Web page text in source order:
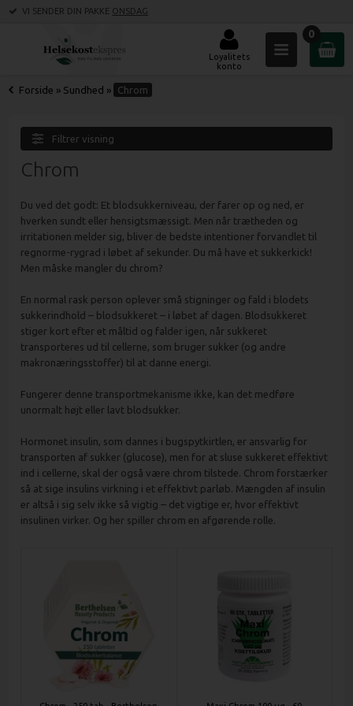
VI SENDER DIN PAKKE ONSDAG
0
Loyalitets
konto
Forside » Sundhed » Chrom
Filtrer visning
Chrom
Du ved det godt: Et blodsukkerniveau, der farer op og ned, er
hverken sundt eller hensigtsmæssigt. Men når trætheden og
irritationen melder sig, bliver de bedste intentioner forvandlet til
regnorme-rygrad i løbet af sekunder. Du må have et sukkerkick!
Men måske mangler du chrom?
En normal rask person oplever små stigninger og fald i blodets
sukkerindhold – blodsukkeret – i løbet af dagen. Blodsukkeret
stiger kort efter et måltid og falder igen, når sukkeret
transporteres ud til cellerne, som bruger sukker (og andre
makronæringsstoffer) til at danne energi.
Fungerer denne transportmekanisme ikke, kan det medføre
unormalt højt eller lavt blodsukker.
Hormonet insulin, som dannes i bugspytkirtlen, er ansvarlig for
transporten af sukker (glucose), men for at sluse sukkeret effektivt
ind i cellerne, skal der også være chrom tilstede. Chrom forstærker
så at sige insulins virkning i et effektivt parløb. Mængden af insulin
er altså i sig selv ikke så vigtig – det vigtige er, hvor effektivt
insulinen virker. Og her spiller chrom en afgørende rolle.